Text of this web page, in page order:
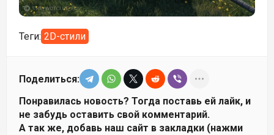
Теги: 2D-стили
Поделиться:
Понравилась новость? Тогда поставь ей лайк, и
не забудь оставить свой комментарий.
А так же, добавь наш сайт в закладки (нажми